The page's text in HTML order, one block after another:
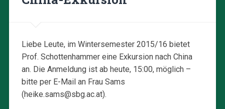
Liebe Leute, im Wintersemester 2015/16 bietet
Prof. Schottenhammer eine Exkursion nach China
an. Die Anmeldung ist ab heute, 15:00, möglich –
bitte per E-Mail an Frau Sams
(heike.sams@sbg.ac.at).